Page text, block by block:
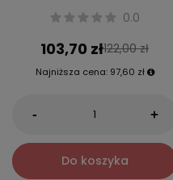
0.0
103,70 zł122,00 zł
Najniższa cena: 97,60 zł
- +
Do koszyka